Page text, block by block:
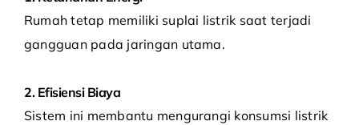
Rumah tetap memiliki suplai listrik saat terjadi
gangguan pada jaringan utama.
2. Efisiensi Biaya
Sistem ini membantu mengurangi konsumsi listrik